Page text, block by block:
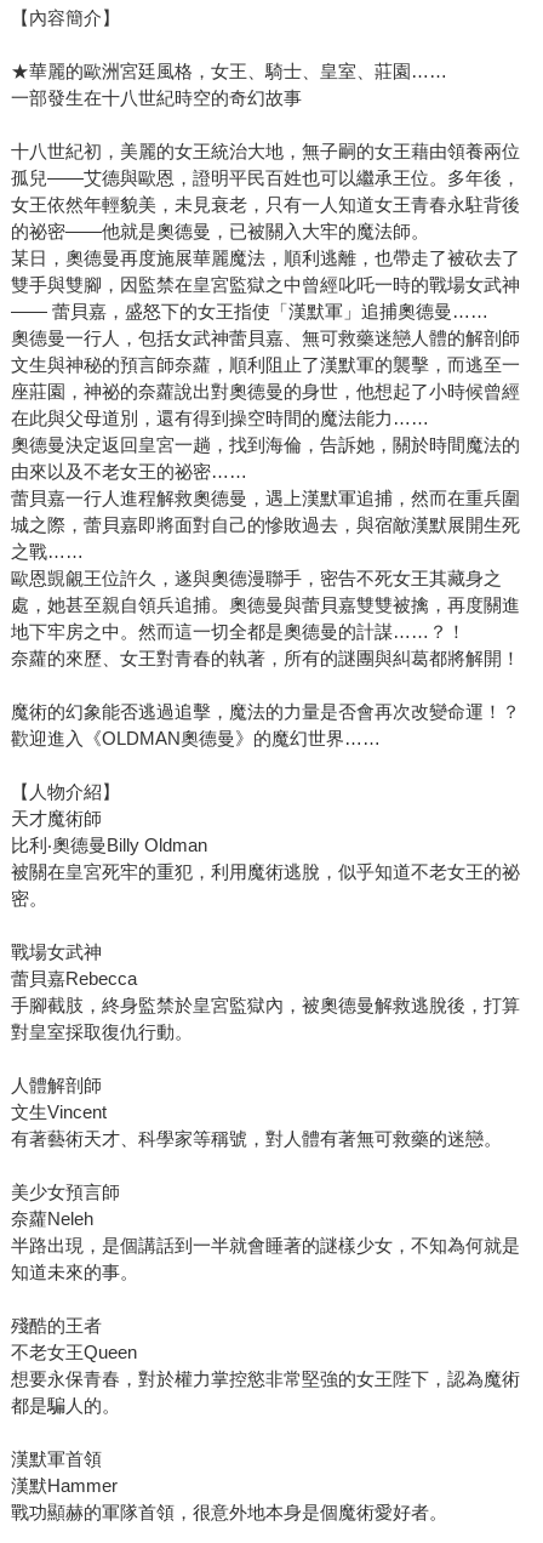
【內容簡介】
★華麗的歐洲宮廷風格，女王、騎士、皇室、莊園……
一部發生在十八世紀時空的奇幻故事
十八世紀初，美麗的女王統治大地，無子嗣的女王藉由領養兩位
孤兒――艾德與歐恩，證明平民百姓也可以繼承王位。多年後，
女王依然年輕貌美，未見衰老，只有一人知道女王青春永駐背後
的祕密――他就是奧德曼，已被關入大牢的魔法師。
某日，奧德曼再度施展華麗魔法，順利逃離，也帶走了被砍去了
雙手與雙腳，因監禁在皇宮監獄之中曾經叱吒一時的戰場女武神
—— 蕾貝嘉，盛怒下的女王指使「漢默軍」追捕奧德曼……
奧德曼一行人，包括女武神蕾貝嘉、無可救藥迷戀人體的解剖師
文生與神秘的預言師奈蘿，順利阻止了漢默軍的襲擊，而逃至一
座莊園，神祕的奈蘿說出對奧德曼的身世，他想起了小時候曾經
在此與父母道別，還有得到操空時間的魔法能力……
奧德曼決定返回皇宮一趟，找到海倫，告訴她，關於時間魔法的
由來以及不老女王的祕密……
蕾貝嘉一行人進程解救奧德曼，遇上漢默軍追捕，然而在重兵圍
城之際，蕾貝嘉即將面對自己的慘敗過去，與宿敵漢默展開生死
之戰……
歐恩覬覦王位許久，遂與奧德漫聯手，密告不死女王其藏身之
處，她甚至親自領兵追捕。奧德曼與蕾貝嘉雙雙被擒，再度關進
地下牢房之中。然而這一切全都是奧德曼的計謀……？！
奈蘿的來歷、女王對青春的執著，所有的謎團與糾葛都將解開！
魔術的幻象能否逃過追擊，魔法的力量是否會再次改變命運！？
歡迎進入《OLDMAN奧德曼》的魔幻世界……
【人物介紹】
天才魔術師
比利‧奧德曼Billy Oldman
被關在皇宮死牢的重犯，利用魔術逃脫，似乎知道不老女王的祕
密。
戰場女武神
蕾貝嘉Rebecca
手腳截肢，終身監禁於皇宮監獄內，被奧德曼解救逃脫後，打算
對皇室採取復仇行動。
人體解剖師
文生Vincent
有著藝術天才、科學家等稱號，對人體有著無可救藥的迷戀。
美少女預言師
奈蘿Neleh
半路出現，是個講話到一半就會睡著的謎樣少女，不知為何就是
知道未來的事。
殘酷的王者
不老女王Queen
想要永保青春，對於權力掌控慾非常堅強的女王陛下，認為魔術
都是騙人的。
漢默軍首領
漢默Hammer
戰功顯赫的軍隊首領，很意外地本身是個魔術愛好者。